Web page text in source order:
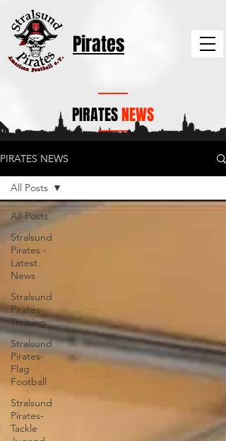
Pirates
PIRATESNEWS
PIRATES NEWS
All Posts
Stralsund
Pirates -
Latest
News
Stralsund
Pirates-
Training
Stralsund
Pirates-
Flag
Football
Stralsund
Pirates-
Tackle
All Posts